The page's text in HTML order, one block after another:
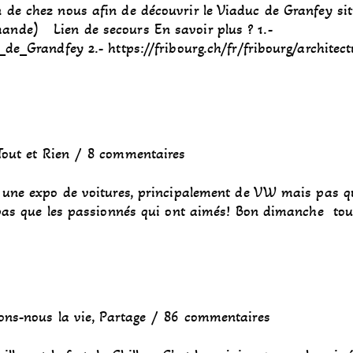
chez nous afin de découvrir le Viaduc de Granfey
Lien de secours En savoir plus ? 1.-
2.- https://fribourg.ch/fr/fribourg/
et Rien 8 commentaires
expo de voitures, principalement de VW mais pas
que les passionnés qui ont aimés! Bon dimanche
nous la vie,Partage 86 commentaires